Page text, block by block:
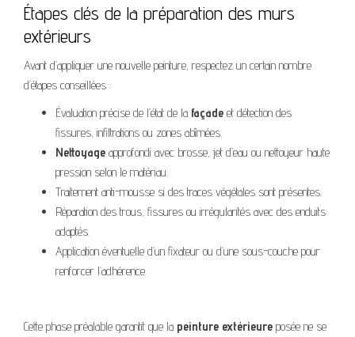
Étapes clés de la préparation des murs
extérieurs
Avant d’appliquer une nouvelle peinture, respectez un certain nombre
d’étapes conseillées :
Évaluation précise de l’état de la façade et détection des
fissures, infiltrations ou zones abîmées.
Nettoyage approfondi avec brosse, jet d’eau ou nettoyeur haute
pression selon le matériau.
Traitement anti-mousse si des traces végétales sont présentes.
Réparation des trous, fissures ou irrégularités avec des enduits
adaptés.
Application éventuelle d’un fixateur ou d’une sous-couche pour
renforcer l’adhérence.
Cette phase préalable garantit que la peinture extérieure posée ne se